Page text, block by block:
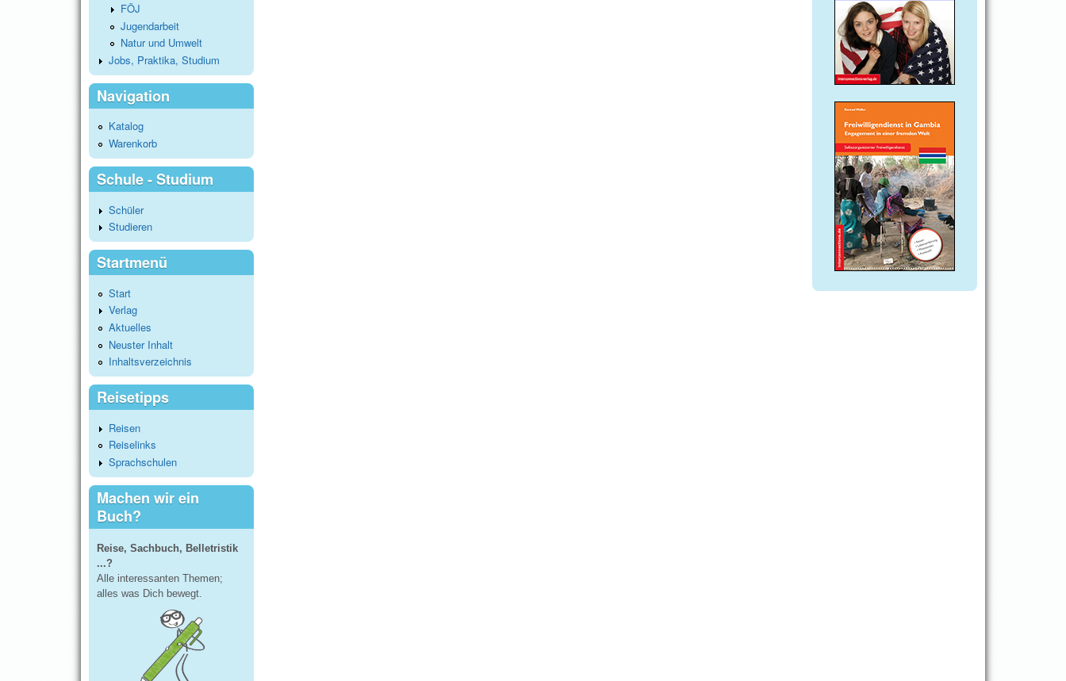
FÖJ
Jugendarbeit
Natur und Umwelt
Jobs, Praktika, Studium
Navigation
Katalog
Warenkorb
Schule - Studium
Schüler
Studieren
Startmenü
Start
Verlag
Aktuelles
Neuster Inhalt
Inhaltsverzeichnis
Reisetipps
Reisen
Reiselinks
Sprachschulen
Machen wir ein
Buch?
Reise, Sachbuch, Belletristik
...?
Alle interessanten Themen;
alles was Dich bewegt.